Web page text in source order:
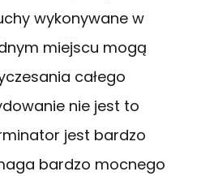
wykonywane w
miejscu mogą
całego
nie jest to
jest bardzo
bardzo mocnego